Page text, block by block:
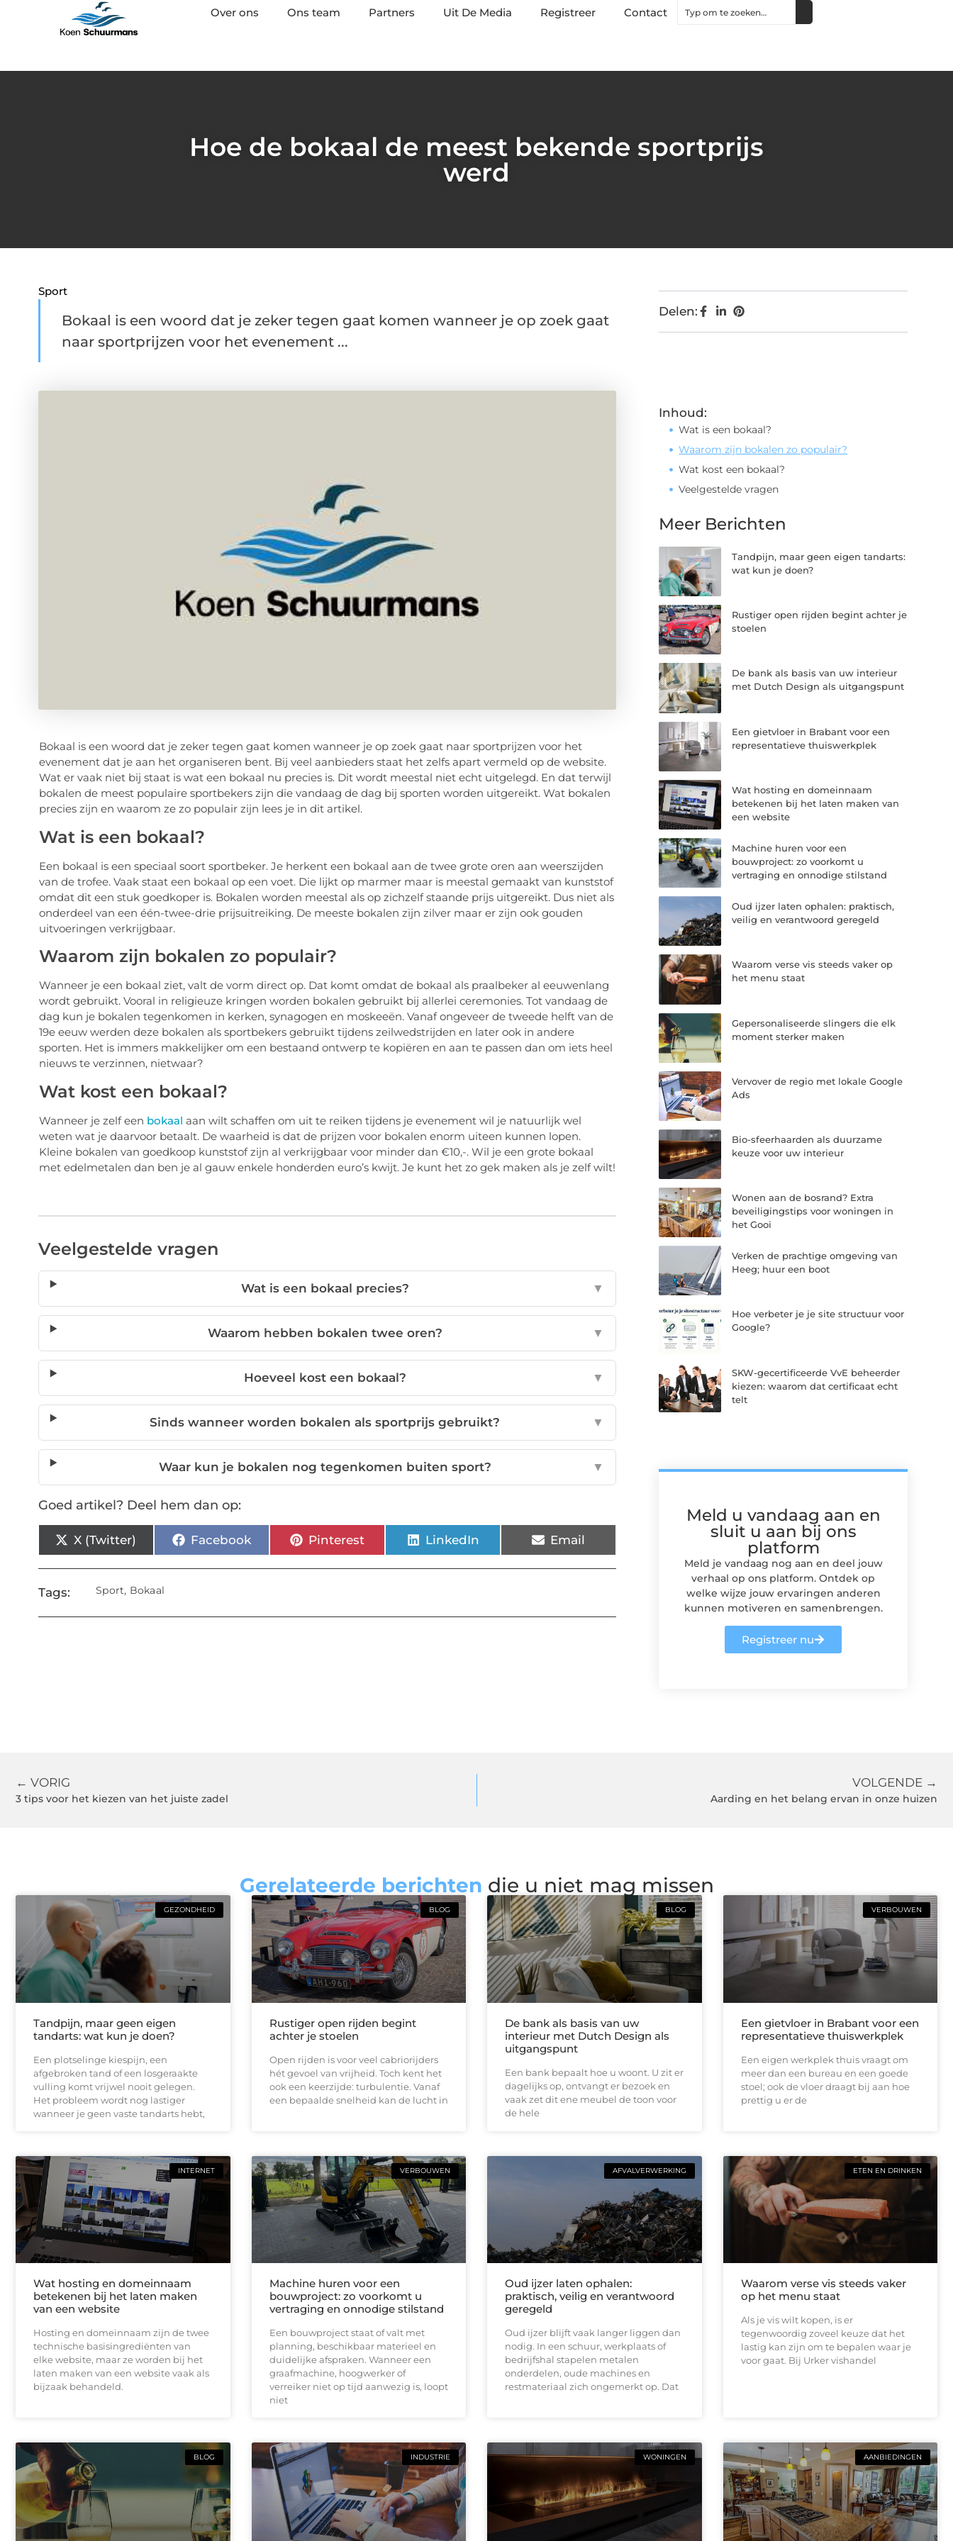
Over ons Ons team Partners Uit De Media Registreer Contact
Hoe de bokaal de meest bekende sportprijs
werd
Sport
Bokaal is een woord dat je zeker tegen gaat komen wanneer je op zoek gaat
naar sportprijzen voor het evenement ...
Bokaal is een woord dat je zeker tegen gaat komen wanneer je op zoek gaat naar sportprijzen voor het
evenement dat je aan het organiseren bent. Bij veel aanbieders staat het zelfs apart vermeld op de website.
Wat er vaak niet bij staat is wat een bokaal nu precies is. Dit wordt meestal niet echt uitgelegd. En dat terwijl
bokalen de meest populaire sportbekers zijn die vandaag de dag bij sporten worden uitgereikt. Wat bokalen
precies zijn en waarom ze zo populair zijn lees je in dit artikel.
Wat is een bokaal?
Een bokaal is een speciaal soort sportbeker. Je herkent een bokaal aan de twee grote oren aan weerszijden
van de trofee. Vaak staat een bokaal op een voet. Die lijkt op marmer maar is meestal gemaakt van kunststof
omdat dit een stuk goedkoper is. Bokalen worden meestal als op zichzelf staande prijs uitgereikt. Dus niet als
onderdeel van een één-twee-drie prijsuitreiking. De meeste bokalen zijn zilver maar er zijn ook gouden
uitvoeringen verkrijgbaar.
Waarom zijn bokalen zo populair?
Wanneer je een bokaal ziet, valt de vorm direct op. Dat komt omdat de bokaal als praalbeker al eeuwenlang
wordt gebruikt. Vooral in religieuze kringen worden bokalen gebruikt bij allerlei ceremonies. Tot vandaag de
dag kun je bokalen tegenkomen in kerken, synagogen en moskeeën. Vanaf ongeveer de tweede helft van de
19e eeuw werden deze bokalen als sportbekers gebruikt tijdens zeilwedstrijden en later ook in andere
sporten. Het is immers makkelijker om een bestaand ontwerp te kopiëren en aan te passen dan om iets heel
nieuws te verzinnen, nietwaar?
Wat kost een bokaal?
Wanneer je zelf een bokaal aan wilt schaffen om uit te reiken tijdens je evenement wil je natuurlijk wel
weten wat je daarvoor betaalt. De waarheid is dat de prijzen voor bokalen enorm uiteen kunnen lopen.
Kleine bokalen van goedkoop kunststof zijn al verkrijgbaar voor minder dan €10,-. Wil je een grote bokaal
met edelmetalen dan ben je al gauw enkele honderden euro’s kwijt. Je kunt het zo gek maken als je zelf wilt!
Veelgestelde vragen
Wat is een bokaal precies? ▼
Waarom hebben bokalen twee oren? ▼
Hoeveel kost een bokaal? ▼
Sinds wanneer worden bokalen als sportprijs gebruikt? ▼
Waar kun je bokalen nog tegenkomen buiten sport? ▼
Goed artikel? Deel hem dan op:
X (Twitter) Facebook Pinterest LinkedIn Email
Tags: Sport, Bokaal
Delen:
Inhoud:
Wat is een bokaal?
Waarom zijn bokalen zo populair?
Wat kost een bokaal?
Veelgestelde vragen
Meer Berichten
Tandpijn, maar geen eigen tandarts:
wat kun je doen?
Rustiger open rijden begint achter je
stoelen
De bank als basis van uw interieur
met Dutch Design als uitgangspunt
Een gietvloer in Brabant voor een
representatieve thuiswerkplek
Wat hosting en domeinnaam
betekenen bij het laten maken van
een website
Machine huren voor een
bouwproject: zo voorkomt u
vertraging en onnodige stilstand
Oud ijzer laten ophalen: praktisch,
veilig en verantwoord geregeld
Waarom verse vis steeds vaker op
het menu staat
Gepersonaliseerde slingers die elk
moment sterker maken
Vervover de regio met lokale Google
Ads
Bio-sfeerhaarden als duurzame
keuze voor uw interieur
Wonen aan de bosrand? Extra
beveiligingstips voor woningen in
het Gooi
Verken de prachtige omgeving van
Heeg; huur een boot
Hoe verbeter je je site structuur voor
Google?
SKW-gecertificeerde VvE beheerder
kiezen: waarom dat certificaat echt
telt
Meld u vandaag aan en
sluit u aan bij ons
platform
Meld je vandaag nog aan en deel jouw
verhaal op ons platform. Ontdek op
welke wijze jouw ervaringen anderen
kunnen motiveren en samenbrengen.
Registreer nu
← VORIG
3 tips voor het kiezen van het juiste zadel
VOLGENDE →
Aarding en het belang ervan in onze huizen
Gerelateerde berichten die u niet mag missen
GEZONDHEID
Tandpijn, maar geen eigen
tandarts: wat kun je doen?
Een plotselinge kiespijn, een
afgebroken tand of een losgeraakte
vulling komt vrijwel nooit gelegen.
Het probleem wordt nog lastiger
wanneer je geen vaste tandarts hebt,
BLOG
Rustiger open rijden begint
achter je stoelen
Open rijden is voor veel cabriorijders
hét gevoel van vrijheid. Toch kent het
ook een keerzijde: turbulentie. Vanaf
een bepaalde snelheid kan de lucht in
BLOG
De bank als basis van uw
interieur met Dutch Design als
uitgangspunt
Een bank bepaalt hoe u woont. U zit er
dagelijks op, ontvangt er bezoek en
vaak zet dit ene meubel de toon voor
de hele
VERBOUWEN
Een gietvloer in Brabant voor een
representatieve thuiswerkplek
Een eigen werkplek thuis vraagt om
meer dan een bureau en een goede
stoel; ook de vloer draagt bij aan hoe
prettig u er de
INTERNET
Wat hosting en domeinnaam
betekenen bij het laten maken
van een website
Hosting en domeinnaam zijn de twee
technische basisingrediënten van
elke website, maar ze worden bij het
laten maken van een website vaak als
bijzaak behandeld.
VERBOUWEN
Machine huren voor een
bouwproject: zo voorkomt u
vertraging en onnodige stilstand
Een bouwproject staat of valt met
planning, beschikbaar materieel en
duidelijke afspraken. Wanneer een
graafmachine, hoogwerker of
verreiker niet op tijd aanwezig is, loopt
niet
AFVALVERWERKING
Oud ijzer laten ophalen:
praktisch, veilig en verantwoord
geregeld
Oud ijzer blijft vaak langer liggen dan
nodig. In een schuur, werkplaats of
bedrijfshal stapelen metalen
onderdelen, oude machines en
restmateriaal zich ongemerkt op. Dat
ETEN EN DRINKEN
Waarom verse vis steeds vaker
op het menu staat
Als je vis wilt kopen, is er
tegenwoordig zoveel keuze dat het
lastig kan zijn om te bepalen waar je
voor gaat. Bij Urker vishandel
BLOG INDUSTRIE WONINGEN AANBIEDINGEN